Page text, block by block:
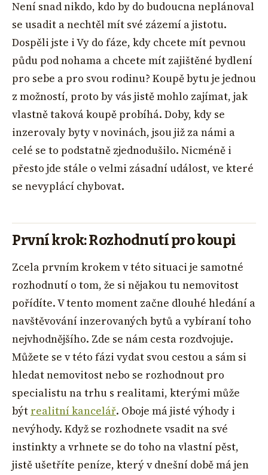
Není snad nikdo, kdo by do budoucna neplánoval
se usadit a nechtěl mít své zázemí a jistotu.
Dospěli jste i Vy do fáze, kdy chcete mít pevnou
půdu pod nohama a chcete mít zajištěné bydlení
pro sebe a pro svou rodinu? Koupě bytu je jednou
z možností, proto by vás jistě mohlo zajímat, jak
vlastně taková koupě probíhá. Doby, kdy se
inzerovaly byty v novinách, jsou již za námi a
celé se to podstatně zjednodušilo. Nicméně i
přesto jde stále o velmi zásadní událost, ve které
se nevyplácí chybovat.
První krok: Rozhodnutí pro koupi
Zcela prvním krokem v této situaci je samotné
rozhodnutí o tom, že si nějakou tu nemovitost
pořídíte. V tento moment začne dlouhé hledání a
navštěvování inzerovaných bytů a vybíraní toho
nejvhodnějšího. Zde se nám cesta rozdvojuje.
Můžete se v této fázi vydat svou cestou a sám si
hledat nemovitost nebo se rozhodnout pro
specialistu na trhu s realitami, kterými může
být realitní kancelář. Oboje má jisté výhody i
nevýhody. Když se rozhodnete vsadit na své
instinkty a vrhnete se do toho na vlastní pěst,
jistě ušetříte peníze, který v dnešní době má jen